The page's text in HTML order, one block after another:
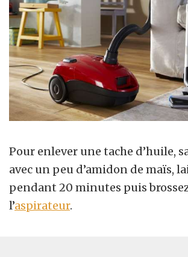
Pour enlever une tache d’huile,
avec un peu d’amidon de maïs,
pendant 20 minutes puis
l’aspirateur.